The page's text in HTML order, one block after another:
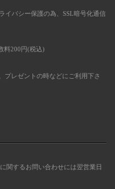
イバシー保護の為、SSL暗号化通信
料200円(税込)
プレゼントの時などにご利用下さ
関するお問い合わせには翌営業日